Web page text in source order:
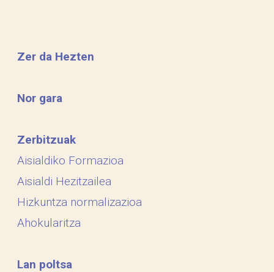
Zer da Hezten
Nor gara
Zerbitzuak
Aisialdiko Formazioa
Aisialdi Hezitzailea
Hizkuntza normalizazioa
Ahokularitza
Lan poltsa